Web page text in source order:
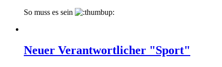
So muss es sein
Neuer Verantwortlicher "Sport"